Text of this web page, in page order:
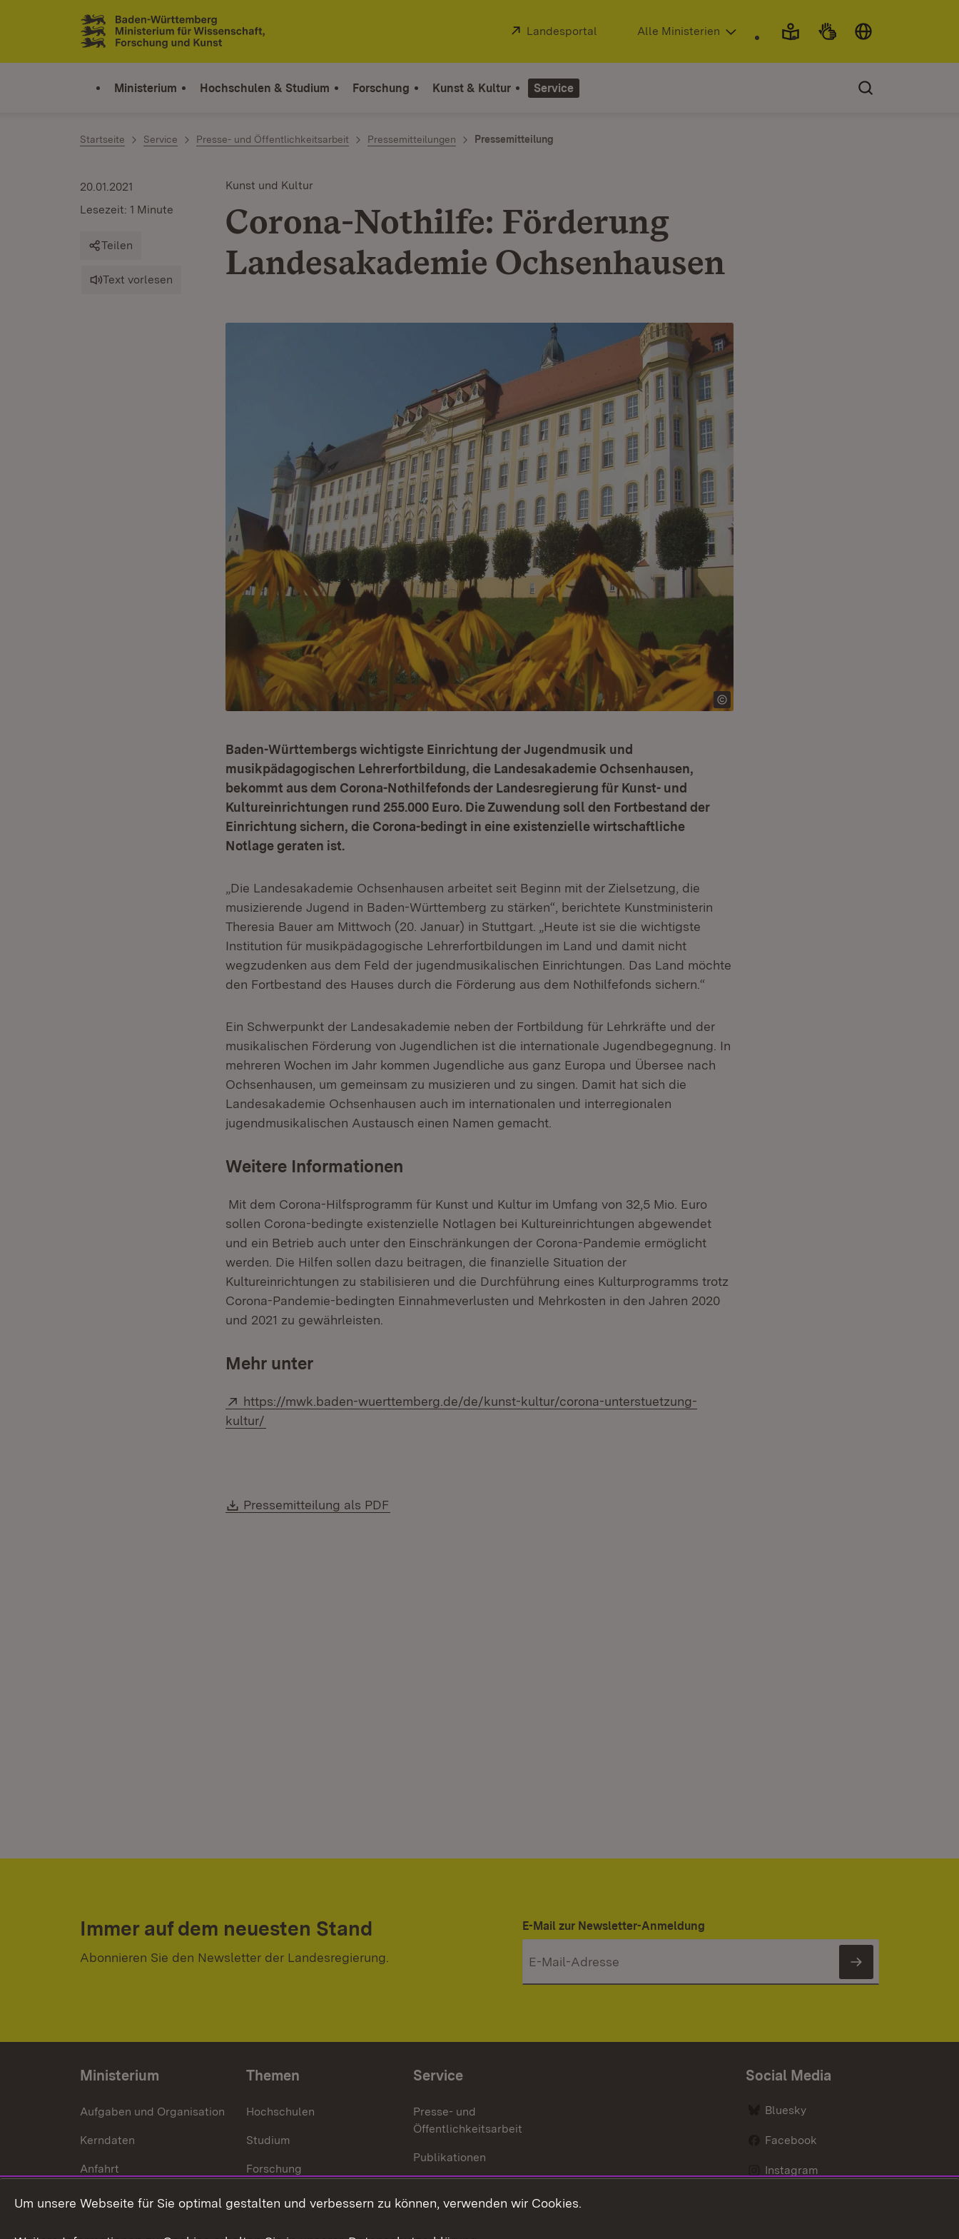
Zum Inhalt springen
Link zur Startseite
Extern:
Landesportal (Öffnet in neuem Fenster)
Alle Ministerien
Ministerium Hochschulen & Studium Forschung Kunst & Kultur Service
Startseite Service Presse- und Öffentlichkeitsarbeit Pressemitteilungen Pressemitteilung
Kunst und Kultur
Corona-Nothilfe: Förderung
Landesakademie Ochsenhausen
20.01.2021
Lesezeit: 1 Minute
Teilen
Text vorlesen
Baden-Württembergs wichtigste Einrichtung der Jugendmusik und
musikpädagogischen Lehrerfortbildung, die Landesakademie Ochsenhausen,
bekommt aus dem Corona-Nothilfefonds der Landesregierung für Kunst- und
Kultureinrichtungen rund 255.000 Euro. Die Zuwendung soll den Fortbestand der
Einrichtung sichern, die Corona-bedingt in eine existenzielle wirtschaftliche
Notlage geraten ist.
„Die Landesakademie Ochsenhausen arbeitet seit Beginn mit der Zielsetzung, die
musizierende Jugend in Baden-Württemberg zu stärken“, berichtete Kunstministerin
Theresia Bauer am Mittwoch (20. Januar) in Stuttgart. „Heute ist sie die wichtigste
Institution für musikpädagogische Lehrerfortbildungen im Land und damit nicht
wegzudenken aus dem Feld der jugendmusikalischen Einrichtungen. Das Land möchte
den Fortbestand des Hauses durch die Förderung aus dem Nothilfefonds sichern.“
Ein Schwerpunkt der Landesakademie neben der Fortbildung für Lehrkräfte und der
musikalischen Förderung von Jugendlichen ist die internationale Jugendbegegnung. In
mehreren Wochen im Jahr kommen Jugendliche aus ganz Europa und Übersee nach
Ochsenhausen, um gemeinsam zu musizieren und zu singen. Damit hat sich die
Landesakademie Ochsenhausen auch im internationalen und interregionalen
jugendmusikalischen Austausch einen Namen gemacht.
Weitere Informationen
Mit dem Corona-Hilfsprogramm für Kunst und Kultur im Umfang von 32,5 Mio. Euro
sollen Corona-bedingte existenzielle Notlagen bei Kultureinrichtungen abgewendet
und ein Betrieb auch unter den Einschränkungen der Corona-Pandemie ermöglicht
werden. Die Hilfen sollen dazu beitragen, die finanzielle Situation der
Kultureinrichtungen zu stabilisieren und die Durchführung eines Kulturprogramms trotz
Corona-Pandemie-bedingten Einnahmeverlusten und Mehrkosten in den Jahren 2020
und 2021 zu gewährleisten.
Mehr unter
Extern:
https://mwk.baden-wuerttemberg.de/de/kunst-kultur/corona-unterstuetzung-
kultur/
Download:
Pressemitteilung als PDF
Immer auf dem neuesten Stand
Abonnieren Sie den Newsletter der Landesregierung.
E-Mail zur Newsletter-Anmeldung
Newsletter
Ministerium
Aufgaben und Organisation
Kerndaten
Anfahrt
Themen
Hochschulen
Studium
Forschung
Internationales
Service
Presse- und
Öffentlichkeitsarbeit
Publikationen
Mediathek
Social Media
Bluesky
Facebook
Instagram
Um unsere Webseite für Sie optimal gestalten und verbessern zu können, verwenden wir Cookies.